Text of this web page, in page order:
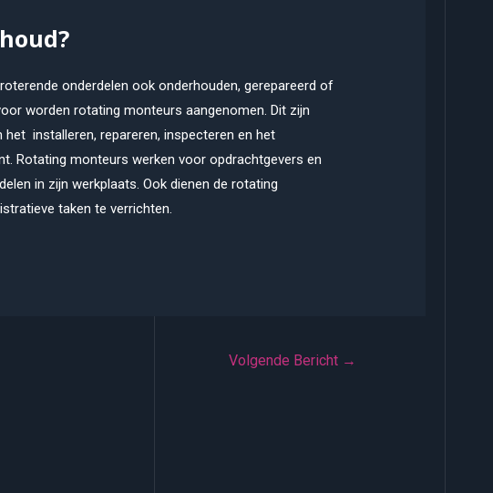
onderdelen ook onderhouden, gerepareerd of
worden rotating monteurs aangenomen. Dit zijn
installeren, repareren, inspecteren en het
Rotating monteurs werken voor opdrachtgevers en
in zijn werkplaats. Ook dienen de rotating
taken te verrichten.
Volgende Bericht →